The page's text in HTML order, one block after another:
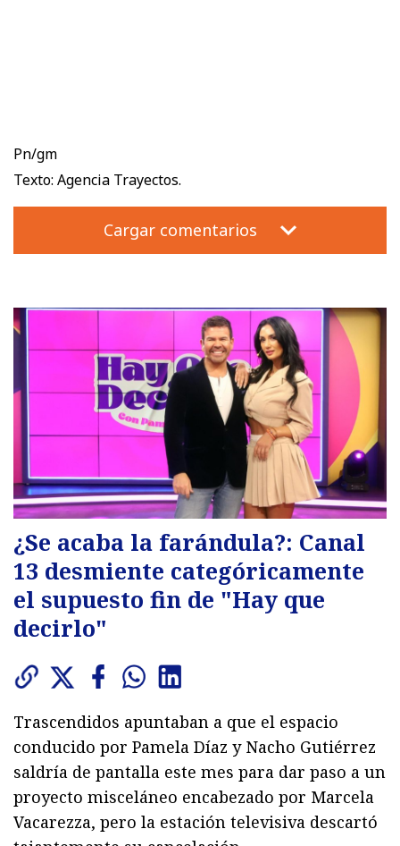
Pn/gm
Texto: Agencia Trayectos.
Cargar comentarios
¿Se acaba la farándula?: Canal
13 desmiente categóricamente
el supuesto fin de "Hay que
decirlo"
Trascendidos apuntaban a que el espacio
conducido por Pamela Díaz y Nacho Gutiérrez
saldría de pantalla este mes para dar paso a un
proyecto misceláneo encabezado por Marcela
Vacarezza, pero la estación televisiva descartó